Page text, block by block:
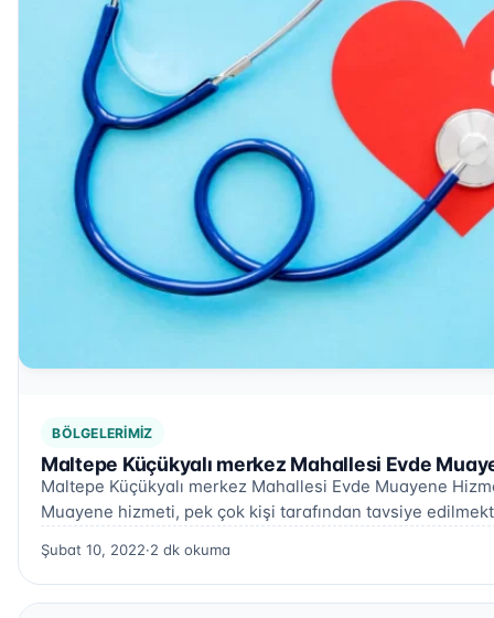
BÖLGELERIMIZ
Maltepe Küçükyalı merkez Mahallesi Evde
Maltepe Küçükyalı merkez Mahallesi Evde Muayene
Muayene hizmeti, pek çok kişi tarafından tavsiye
Şubat 10, 2022·2 dk okuma